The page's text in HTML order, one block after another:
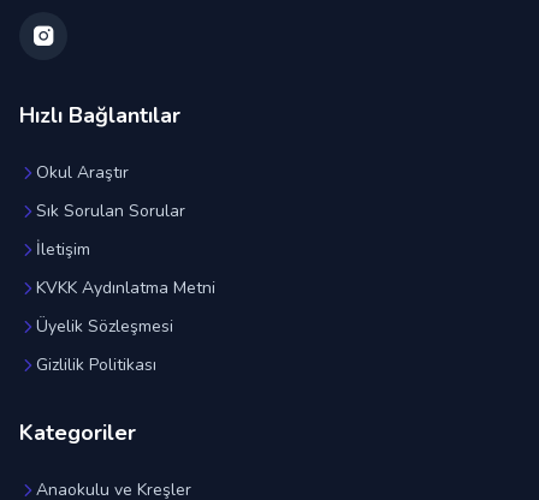
Hızlı Bağlantılar
Okul Araştır
Sık Sorulan Sorular
İletişim
KVKK Aydınlatma Metni
Üyelik Sözleşmesi
Gizlilik Politikası
Kategoriler
Anaokulu ve Kreşler